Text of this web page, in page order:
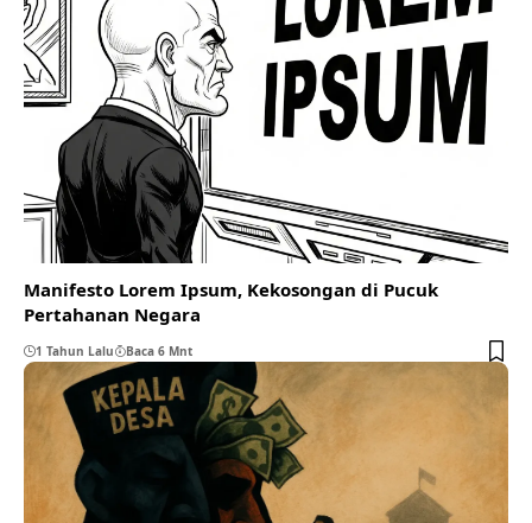
Manifesto Lorem Ipsum, Kekosongan di Pucuk
Pertahanan Negara
1 Tahun Lalu Baca 6 Mnt